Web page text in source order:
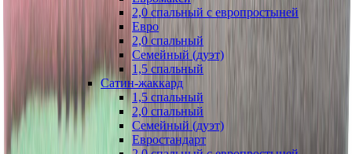
2,0 спальный с европростыней
Евро
2,0 спальный
Семейный (дуэт)
1,5 спальный
Сатин-жаккард
1,5 спальный
2,0 спальный
Семейный (дуэт)
Евростандарт